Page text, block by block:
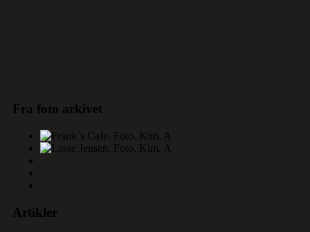
Fra foto arkivet
Artikler